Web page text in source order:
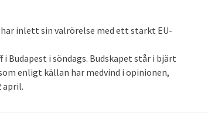
inlett sin valrörelse med ett starkt EU-
Budapest i söndags. Budskapet står i bjärt
enligt källan har medvind i opinionen,
april.